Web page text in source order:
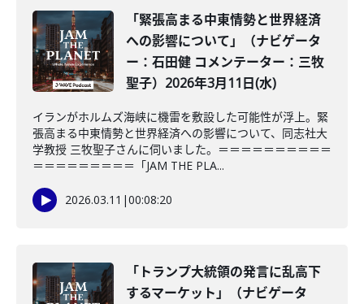
「緊張高まる中東情勢と世界経済
への影響について」（ナビゲータ
ー：石田健 コメンテーター：三牧
聖子）2026年3月11日(水)
イランがホルムズ海峡に機雷を敷設した可能性が浮上。緊
張高まる中東情勢と世界経済への影響について、同志社大
学教授 三牧聖子さんに伺いました。＝＝＝＝＝＝＝＝＝＝
＝＝＝＝＝＝＝＝＝「JAM THE PLA...
2026.03.11 |00:08:20
「トランプ大統領の発言に乱高下
するマーケット」（ナビゲータ